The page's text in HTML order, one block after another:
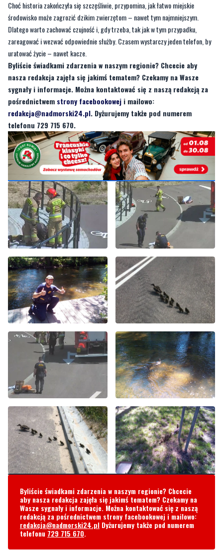
przetransportowana przez strażników nad rzekę Redę, w okolice przystani
kajakowej. Tam mogła bezpiecznie kontynuować swoją życiową przygodę – już z
dala od asfaltu, krat i studzienek.
Choć historia zakończyła się szczęśliwie, przypomina, jak łatwo miejskie
środowisko może zagrozić dzikim zwierzętom – nawet tym najmniejszym.
Dlatego warto zachować czujność i, gdy trzeba, tak jak w tym przypadku,
zareagować i wezwać odpowiednie służby. Czasem wystarczy jeden telefon, by
uratować życie – nawet kacze.
Byliście świadkami zdarzenia w naszym regionie? Chcecie aby
nasza redakcja zajęła się jakimś tematem? Czekamy na Wasze
sygnały i informacje. Można kontaktować się z naszą redakcją za
pośrednictwemstrony facebookoweji mailowo:
redakcja@nadmorski24.pl. Dyżurujemy także pod numerem
telefonu 729 715 670.
Byliście świadkami zdarzenia w naszym regionie? Chcecie
aby nasza redakcja zajęła się jakimś tematem? Czekamy na